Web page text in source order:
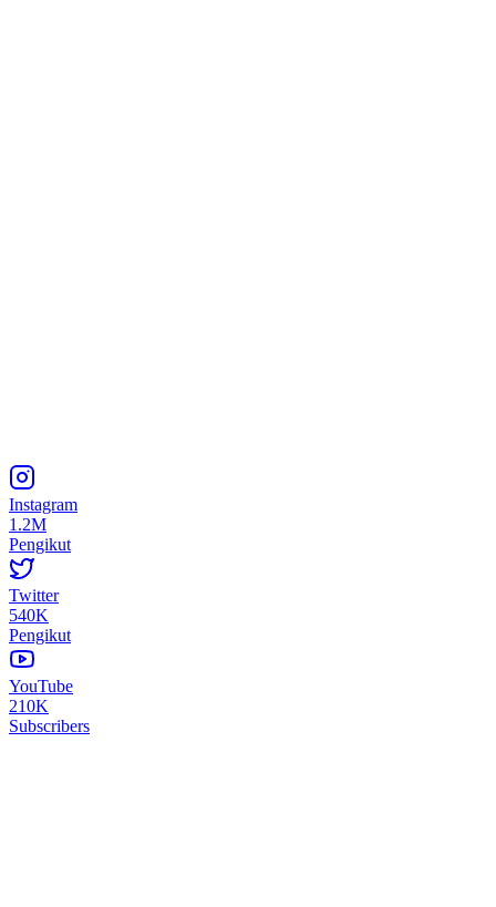
Instagram
1.2M
Pengikut
Twitter
540K
Pengikut
YouTube
210K
Subscribers